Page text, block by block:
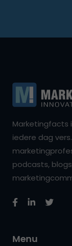
Marketingfacts
iedere dag
podcasts,
Menu